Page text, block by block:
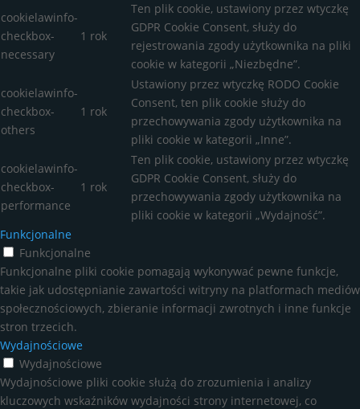
cookielawinfo-
checkbox-
necessary
1 rok
Ten plik cookie, ustawiony przez wtyczkę
GDPR Cookie Consent, służy do
rejestrowania zgody użytkownika na pliki
cookie w kategorii „Niezbędne”.
cookielawinfo-
checkbox-
others
1 rok
Ustawiony przez wtyczkę RODO Cookie
Consent, ten plik cookie służy do
przechowywania zgody użytkownika na
pliki cookie w kategorii „Inne”.
cookielawinfo-
checkbox-
performance
1 rok
Ten plik cookie, ustawiony przez wtyczkę
GDPR Cookie Consent, służy do
przechowywania zgody użytkownika na
pliki cookie w kategorii „Wydajność”.
Funkcjonalne
Funkcjonalne
Funkcjonalne pliki cookie pomagają wykonywać pewne funkcje,
takie jak udostępnianie zawartości witryny na platformach mediów
społecznościowych, zbieranie informacji zwrotnych i inne funkcje
stron trzecich.
Wydajnościowe
Wydajnościowe
Wydajnościowe pliki cookie służą do zrozumienia i analizy
kluczowych wskaźników wydajności strony internetowej, co